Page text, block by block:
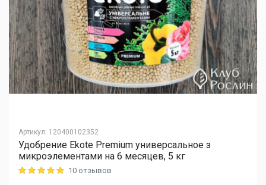
Артикул: 120400102352
Удобрение Ekote Premium универсальное з
микроэлементами на 6 месяцев, 5 кг
Rating: 5 out of 510 отзывов